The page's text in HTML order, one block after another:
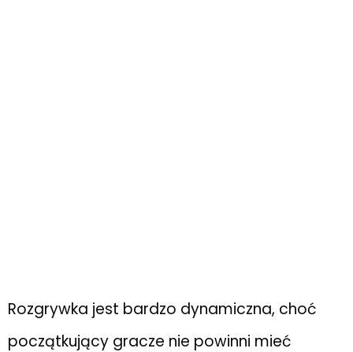
Rozgrywka jest bardzo dynamiczna, choć
początkujący gracze nie powinni mieć